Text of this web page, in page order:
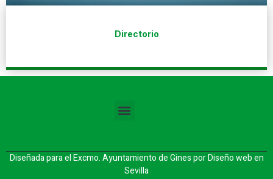
Directorio
Diseñada para el Excmo. Ayuntamiento de Gines porDiseño web en
Sevilla